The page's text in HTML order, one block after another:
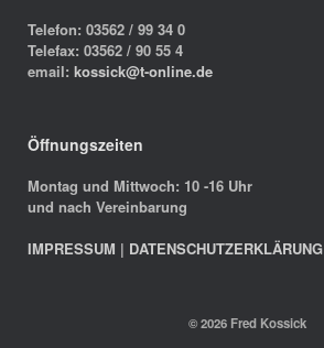
Telefon: 03562 / 99 34 0
Telefax: 03562 / 90 55 4
email: kossick@t-online.de
Öffnungszeiten
Montag und Mittwoch: 10 -16 Uhr
und nach Vereinbarung
IMPRESSUM | DATENSCHUTZERKLÄRUNG
© 2026 Fred Kossick